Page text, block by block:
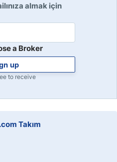
almak için
a Broker
up
to receive
Takım